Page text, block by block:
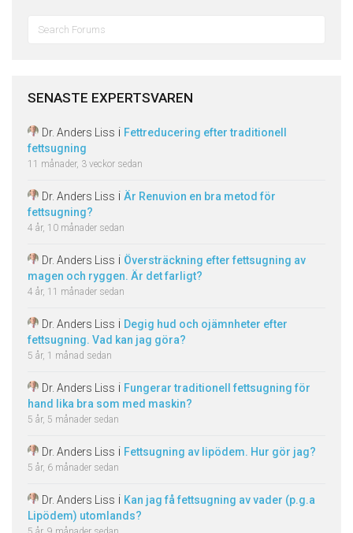
SENASTE EXPERTSVAREN
Dr. Anders Liss i Fettreducering efter traditionell
fettsugning
11 månader, 3 veckor sedan
Dr. Anders Liss i Är Renuvion en bra metod för
fettsugning?
4 år, 10 månader sedan
Dr. Anders Liss i Översträckning efter fettsugning av
magen och ryggen. Är det farligt?
4 år, 11 månader sedan
Dr. Anders Liss i Degig hud och ojämnheter efter
fettsugning. Vad kan jag göra?
5 år, 1 månad sedan
Dr. Anders Liss i Fungerar traditionell fettsugning för
hand lika bra som med maskin?
5 år, 5 månader sedan
Dr. Anders Liss i Fettsugning av lipödem. Hur gör jag?
5 år, 6 månader sedan
Dr. Anders Liss i Kan jag få fettsugning av vader (p.g.a
Lipödem) utomlands?